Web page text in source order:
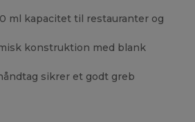
ml kapacitet til restauranter og
konstruktion med blank
sikrer et godt greb